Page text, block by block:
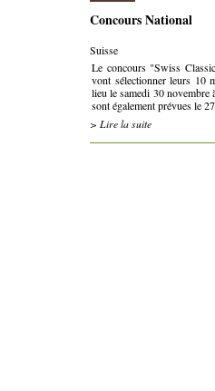
Concours National
Suisse
Le concours "Swiss
vont sélectionner leurs 10
lieu le samedi 30 novembre
sont également prévues le
> Lire la suite